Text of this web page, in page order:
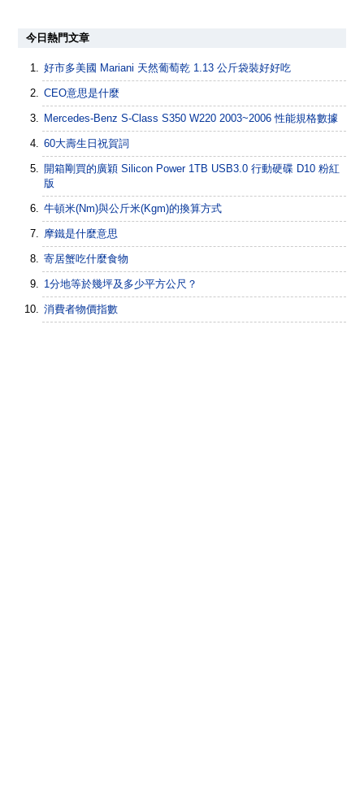
今日熱門文章
好市多美國 Mariani 天然葡萄乾 1.13 公斤袋裝好好吃
CEO意思是什麼
Mercedes-Benz S-Class S350 W220 2003~2006 性能規格數據
60大壽生日祝賀詞
開箱剛買的廣穎 Silicon Power 1TB USB3.0 行動硬碟 D10 粉紅
版
牛頓米(Nm)與公斤米(Kgm)的換算方式
摩鐵是什麼意思
寄居蟹吃什麼食物
1分地等於幾坪及多少平方公尺？
消費者物價指數